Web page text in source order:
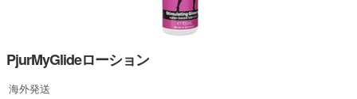
PjurMyGlideローション
海外発送